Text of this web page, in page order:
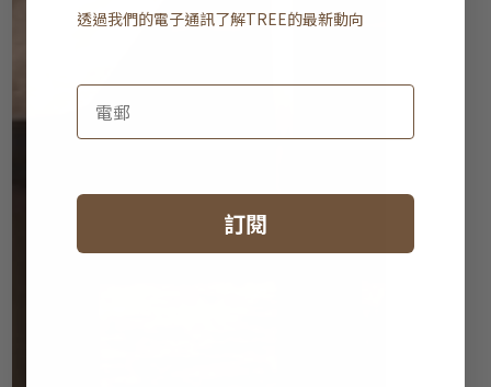
透過我們的電子通訊了解TREE的最新動向
訂閱